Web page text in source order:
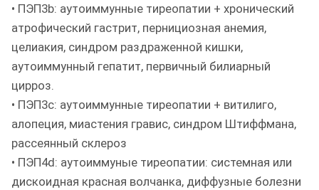
• ПЭП3b: аутоиммунные тиреопатии + хронический
атрофический гастрит, пернициозная анемия,
целиакия, синдром раздраженной кишки,
аутоиммунный гепатит, первичный билиарный
цирроз.
• ПЭП3c: аутоиммунные тиреопатии + витилиго,
алопеция, миастения гравис, синдром Штиффмана,
рассеянный склероз
• ПЭП4d: аутоиммуные тиреопатии: системная или
дискоидная красная волчанка, диффузные болезни